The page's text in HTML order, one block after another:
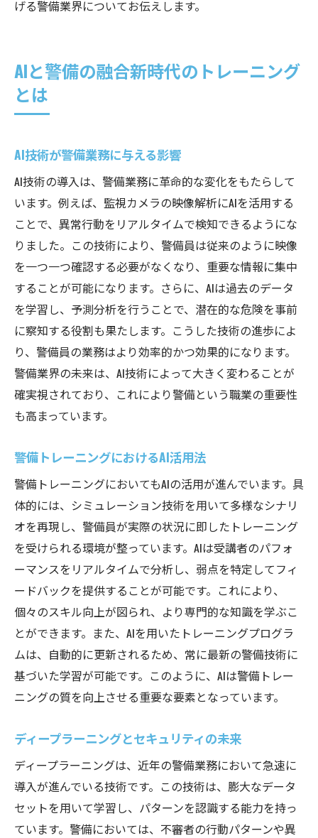
げる警備業界についてお伝えします。
AIと警備の融合新時代のトレーニング
とは
AI技術が警備業務に与える影響
AI技術の導入は、警備業務に革命的な変化をもたらして
います。例えば、監視カメラの映像解析にAIを活用する
ことで、異常行動をリアルタイムで検知できるようにな
りました。この技術により、警備員は従来のように映像
を一つ一つ確認する必要がなくなり、重要な情報に集中
することが可能になります。さらに、AIは過去のデータ
を学習し、予測分析を行うことで、潜在的な危険を事前
に察知する役割も果たします。こうした技術の進歩によ
り、警備員の業務はより効率的かつ効果的になります。
警備業界の未来は、AI技術によって大きく変わることが
確実視されており、これにより警備という職業の重要性
も高まっています。
警備トレーニングにおけるAI活用法
警備トレーニングにおいてもAIの活用が進んでいます。具
体的には、シミュレーション技術を用いて多様なシナリ
オを再現し、警備員が実際の状況に即したトレーニング
を受けられる環境が整っています。AIは受講者のパフォ
ーマンスをリアルタイムで分析し、弱点を特定してフィ
ードバックを提供することが可能です。これにより、
個々のスキル向上が図られ、より専門的な知識を学ぶこ
とができます。また、AIを用いたトレーニングプログラ
ムは、自動的に更新されるため、常に最新の警備技術に
基づいた学習が可能です。このように、AIは警備トレー
ニングの質を向上させる重要な要素となっています。
ディープラーニングとセキュリティの未来
ディープラーニングは、近年の警備業務において急速に
導入が進んでいる技術です。この技術は、膨大なデータ
セットを用いて学習し、パターンを認識する能力を持っ
ています。警備においては、不審者の行動パターンや異